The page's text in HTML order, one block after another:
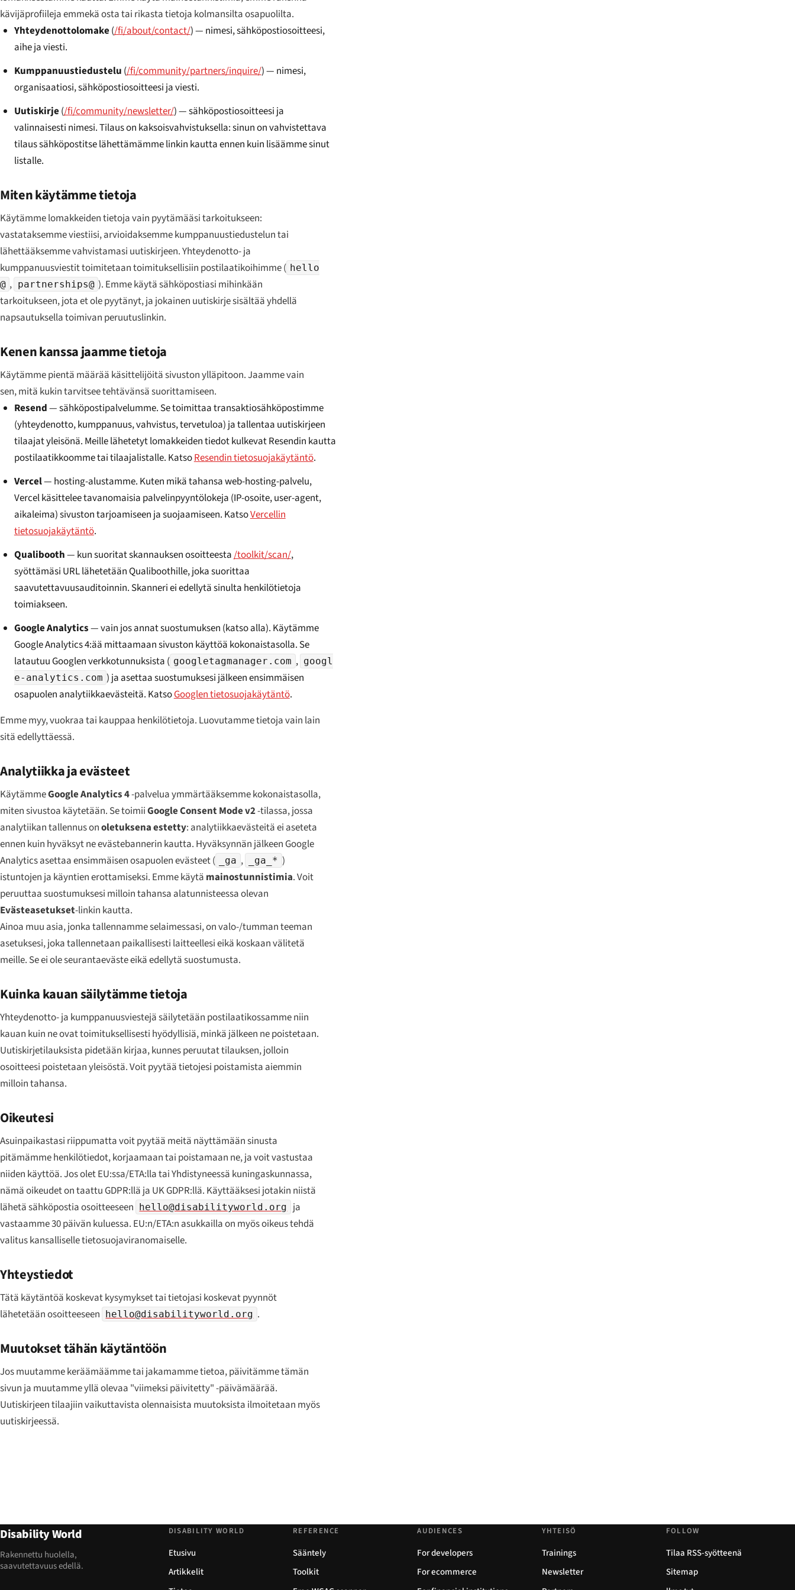
kävijäprofiileja emmekä osta tai rikasta tietoja kolmansilta osapuolilta.
Yhteydenottolomake(/fi/about/contact/) — nimesi, sähköpostiosoitteesi,
aihe ja viesti.
Kumppanuustiedustelu (/fi/community/partners/inquire/) — nimesi,
organisaatiosi, sähköpostiosoitteesi ja viesti.
Uutiskirje(/fi/community/newsletter/) — sähköpostiosoitteesi ja
valinnaisesti nimesi. Tilaus on kaksoisvahvistuksella: sinun on vahvistettava
tilaus sähköpostitse lähettämämme linkin kautta ennen kuin lisäämme sinut
listalle.
Miten käytämme tietoja
Käytämme lomakkeiden tietoja vain pyytämääsi tarkoitukseen:
vastataksemme viestiisi, arvioidaksemme kumppanuustiedustelun tai
lähettääksemme vahvistamasi uutiskirjeen. Yhteydenotto- ja
kumppanuusviestit toimitetaan toimituksellisiin postilaatikoihimme ( hello
@ , partnerships@ ). Emme käytä sähköpostiasi mihinkään
tarkoitukseen, jota et ole pyytänyt, ja jokainen uutiskirje sisältää yhdellä
napsautuksella toimivan peruutuslinkin.
Kenen kanssa jaamme tietoja
Käytämme pientä määrää käsittelijöitä sivuston ylläpitoon. Jaamme vain
sen, mitä kukin tarvitsee tehtävänsä suorittamiseen.
Resend— sähköpostipalvelumme. Se toimittaa transaktiosähköpostimme
(yhteydenotto, kumppanuus, vahvistus, tervetuloa) ja tallentaa uutiskirjeen
tilaajat yleisönä. Meille lähetetyt lomakkeiden tiedot kulkevat Resendin kautta
postilaatikkoomme tai tilaajalistalle. KatsoResendin tietosuojakäytäntö.
Vercel— hosting-alustamme. Kuten mikä tahansa web-hosting-palvelu,
Vercel käsittelee tavanomaisia palvelinpyyntölokeja (IP-osoite, user-agent,
aikaleima) sivuston tarjoamiseen ja suojaamiseen. KatsoVercellin
tietosuojakäytäntö.
Qualibooth— kun suoritat skannauksen osoitteesta/toolkit/scan/,
syöttämäsi URL lähetetään Qualiboothille, joka suorittaa
saavutettavuusauditoinnin. Skanneri ei edellytä sinulta henkilötietoja
toimiakseen.
Google Analytics— vain jos annat suostumuksen (katso alla). Käytämme
Google Analytics 4:ää mittaamaan sivuston käyttöä kokonaistasolla. Se
latautuu Googlen verkkotunnuksista ( googletagmanager.com , googl
e-analytics.com ) ja asettaa suostumuksesi jälkeen ensimmäisen
osapuolen analytiikkaevästeitä. KatsoGooglen tietosuojakäytäntö.
Emme myy, vuokraa tai kauppaa henkilötietoja. Luovutamme tietoja vain lain
sitä edellyttäessä.
Analytiikka ja evästeet
KäytämmeGoogle Analytics 4-palvelua ymmärtääksemme kokonaistasolla,
miten sivustoa käytetään. Se toimiiGoogle Consent Mode v2-tilassa, jossa
analytiikan tallennus onoletuksena estetty: analytiikkaevästeitä ei aseteta
ennen kuin hyväksyt ne evästebannerin kautta. Hyväksynnän jälkeen Google
Analytics asettaa ensimmäisen osapuolen evästeet (
_ga , _ga_* )
istuntojen ja käyntien erottamiseksi. Emme käytä mainostunnistimia. Voit
peruuttaa suostumuksesi milloin tahansa alatunnisteessa olevan
Evästeasetukset-linkin kautta.
Ainoa muu asia, jonka tallennamme selaimessasi, on valo-/tumman teeman
asetuksesi, joka tallennetaan paikallisesti laitteellesi eikä koskaan välitetä
meille. Se ei ole seurantaeväste eikä edellytä suostumusta.
Kuinka kauan säilytämme tietoja
Yhteydenotto- ja kumppanuusviestejä säilytetään postilaatikossamme niin
kauan kuin ne ovat toimituksellisesti hyödyllisiä, minkä jälkeen ne poistetaan.
Uutiskirjetilauksista pidetään kirjaa, kunnes peruutat tilauksen, jolloin
osoitteesi poistetaan yleisöstä. Voit pyytää tietojesi poistamista aiemmin
milloin tahansa.
Oikeutesi
Asuinpaikastasi riippumatta voit pyytää meitä näyttämään sinusta
pitämämme henkilötiedot, korjaamaan tai poistamaan ne, ja voit vastustaa
niiden käyttöä. Jos olet EU:ssa/ETA:lla tai Yhdistyneessä kuningaskunnassa,
nämä oikeudet on taattu GDPR:llä ja UK GDPR:llä. Käyttääksesi jotakin niistä
lähetä sähköpostia osoitteeseen hello@disabilityworld.org
ja
vastaamme 30 päivän kuluessa. EU:n/ETA:n asukkailla on myös oikeus tehdä
valitus kansalliselle tietosuojaviranomaiselle.
Yhteystiedot
Tätä käytäntöä koskevat kysymykset tai tietojasi koskevat pyynnöt
lähetetään osoitteeseen hello@disabilityworld.org .
Muutokset tähän käytäntöön
Jos muutamme keräämäämme tai jakamamme tietoa, päivitämme tämän
sivun ja muutamme yllä olevaa "viimeksi päivitetty" -päivämäärää.
Uutiskirjeen tilaajiin vaikuttavista olennaisista muutoksista ilmoitetaan myös
uutiskirjeessä.
Disability World
Rakennettu huolella,
saavutettavuus edellä.
DISABILITY WORLD
Etusivu
Artikkelit
REFERENCE
Sääntely
Toolkit
AUDIENCES
For developers
For ecommerce
YHTEISÖ
Trainings
Newsletter
FOLLOW
Tilaa RSS-syötteenä
Sitemap